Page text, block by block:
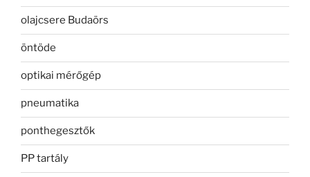
olajcsere Budaörs
öntöde
optikai mérőgép
pneumatika
ponthegesztők
PP tartály